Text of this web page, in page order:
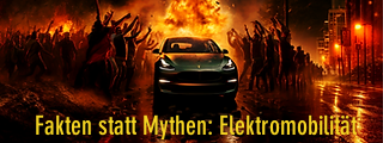
Fakten statt Mythen: Elektromobilität